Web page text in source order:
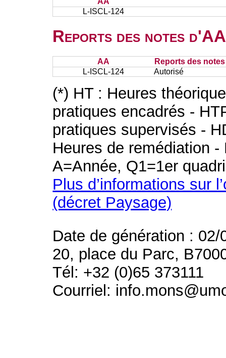
L-ISCL-124
Reports des notes
AA
Reports des
L-ISCL-124
Autorisé
(*) HT : Heures
pratiques encadrés -
pratiques supervisés -
Heures de remédiation
A=Année, Q1=1er
Plus d’informations sur
(décret Paysage)
Date de génération : 02/
20, place du Parc,
Tél: +32 (0)65 373111
Courriel: